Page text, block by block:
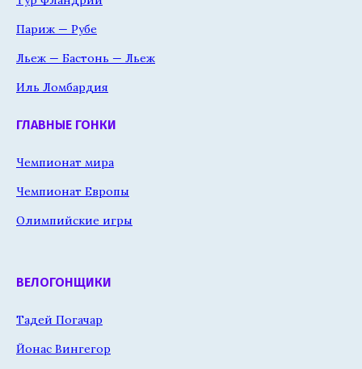
Париж — Рубе
Льеж — Бастонь — Льеж
Иль Ломбардия
ГЛАВНЫЕ ГОНКИ
Чемпионат мира
Чемпионат Европы
Олимпийские игры
ВЕЛОГОНЩИКИ
Тадей Погачар
Йонас Вингегор